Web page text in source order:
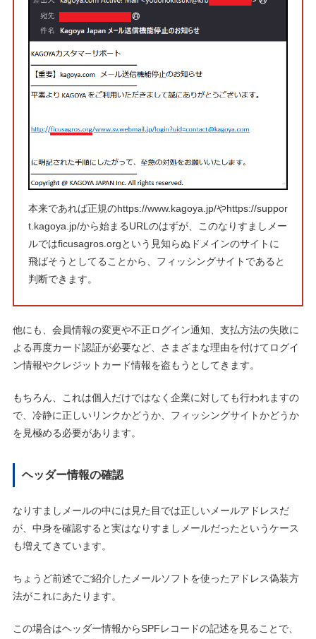
本来であれば正規のhttps://www.kagoya.jp/やhttps://suppor
t.kagoya.jp/から始まるURLのはずが、このなりすましメー
ルではficusagros.orgという見知らぬドメインのサイトに
飛ばそうとしてることから、フィッシングサイトであると
判断できます。
他にも、会員情報の変更や不正ログイン通知、支払方法の失敗に
よる再度カード認証が必要など、さまざまな理由を付けてログイ
ン情報やクレジットカード情報を盗もうとしてきます。
もちろん、これは個人だけではなく企業に対しても行われますの
で、冷静に正しいリンクかどうか、フィッシングサイトかどうか
を見極める必要があります。
ヘッダー情報の確認
なりすましメールの中には見た目では正しいメールアドレスだ
が、中身を確認すると実はなりすましメールだったというケース
も増えてきています。
ちょうど前述でご紹介したメールソフトを使ったアドレス偽装方
法がこれにあたります。
この場合はヘッダー情報からSPFレコードの記述を見ることで、